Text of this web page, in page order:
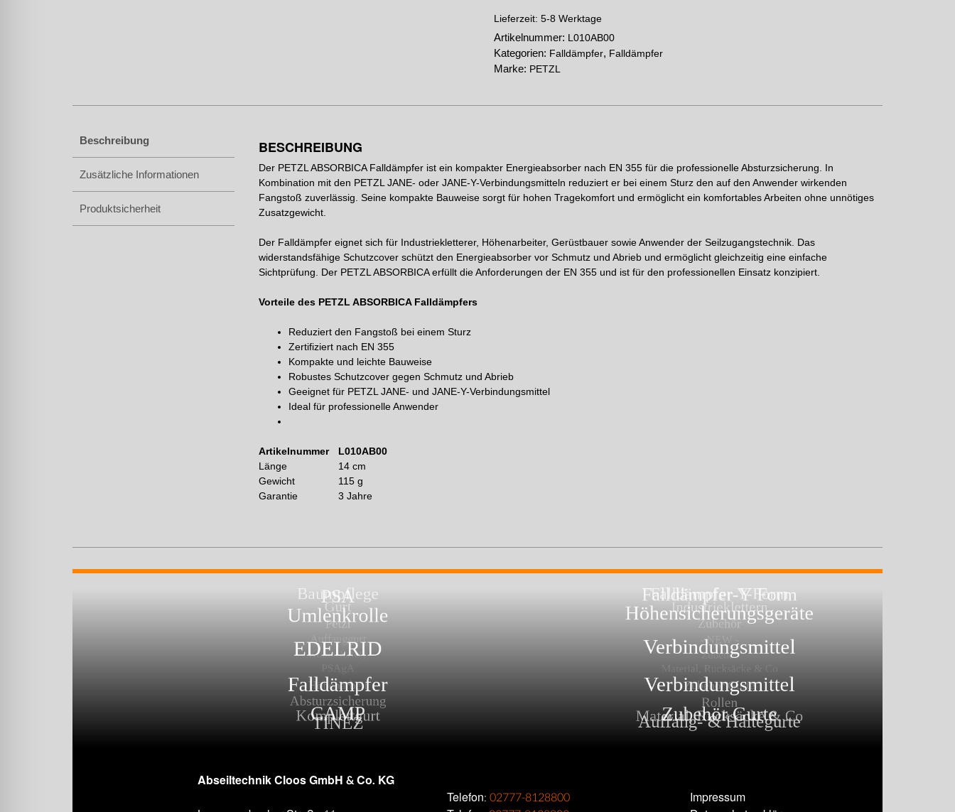
Lieferzeit: 5-8 Werktage
Artikelnummer: L010AB00
Kategorien: Falldämpfer, Falldämpfer
Marke: PETZL
Beschreibung
Zusätzliche Informationen
Produktsicherheit
BESCHREIBUNG
Der PETZL ABSORBICA Falldämpfer ist ein kompakter Energieabsorber nach EN 355 für die professionelle Absturzsicherung. In
Kombination mit den PETZL JANE- oder JANE-Y-Verbindungsmitteln reduziert er bei einem Sturz den auf den Anwender wirkenden
Fangstoß zuverlässig. Seine kompakte Bauweise sorgt für hohen Tragekomfort und ermöglicht ein komfortables Arbeiten ohne unnötiges
Zusatzgewicht.
Der Falldämpfer eignet sich für Industriekletterer, Höhenarbeiter, Gerüstbauer sowie Anwender der Seilzugangstechnik. Das
widerstandsfähige Schutzcover schützt den Energieabsorber vor Schmutz und Abrieb und ermöglicht gleichzeitig eine einfache
Sichtprüfung. Der PETZL ABSORBICA erfüllt die Anforderungen der EN 355 und ist für den professionellen Einsatz konzipiert.
Vorteile des PETZL ABSORBICA Falldämpfers
Reduziert den Fangstoß bei einem Sturz
Zertifiziert nach EN 355
Kompakte und leichte Bauweise
Robustes Schutzcover gegen Schmutz und Abrieb
Geeignet für PETZL JANE- und JANE-Y-Verbindungsmittel
Ideal für professionelle Anwender
Artikelnummer
L010AB00
Länge
14 cm
Gewicht
115 g
Garantie
3 Jahre
Abseiltechnik Cloos GmbH & Co. KG
Telefon:02777-8128800
Impressum